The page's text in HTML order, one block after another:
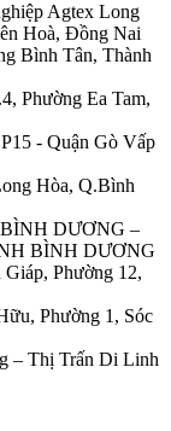
Agtex Long
Hoà, Đồng Nai
Bình Tân, Thành
Phường Ea Tam,
- Quận Gò Vấp
Hòa, Q.Bình
DƯƠNG –
BÌNH DƯƠNG
Phường 12,
Phường 1, Sóc
– Thị Trấn Di Linh